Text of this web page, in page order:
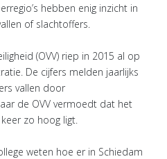
hebben enig inzicht in
of slachtoffers.
(OVV) riep in 2015 al op
De cijfers melden jaarlijks
vallen door
de OVV vermoedt dat het
zo hoog ligt.
weten hoe er in Schiedam